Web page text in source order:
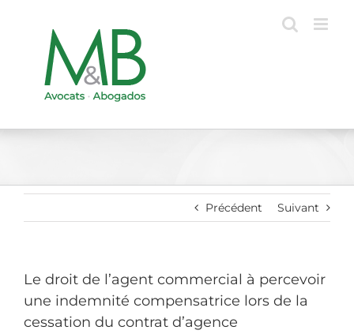
Précédent Suivant
Le droit de l’agent commercial à percevoir
une indemnité compensatrice lors de la
cessation du contrat d’agence